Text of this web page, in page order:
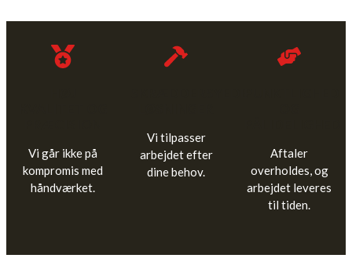
Vi går ikke på
kompromis med
håndværket.
Vi tilpasser
arbejdet efter
dine behov.
Aftaler
overholdes, og
arbejdet leveres
til tiden.